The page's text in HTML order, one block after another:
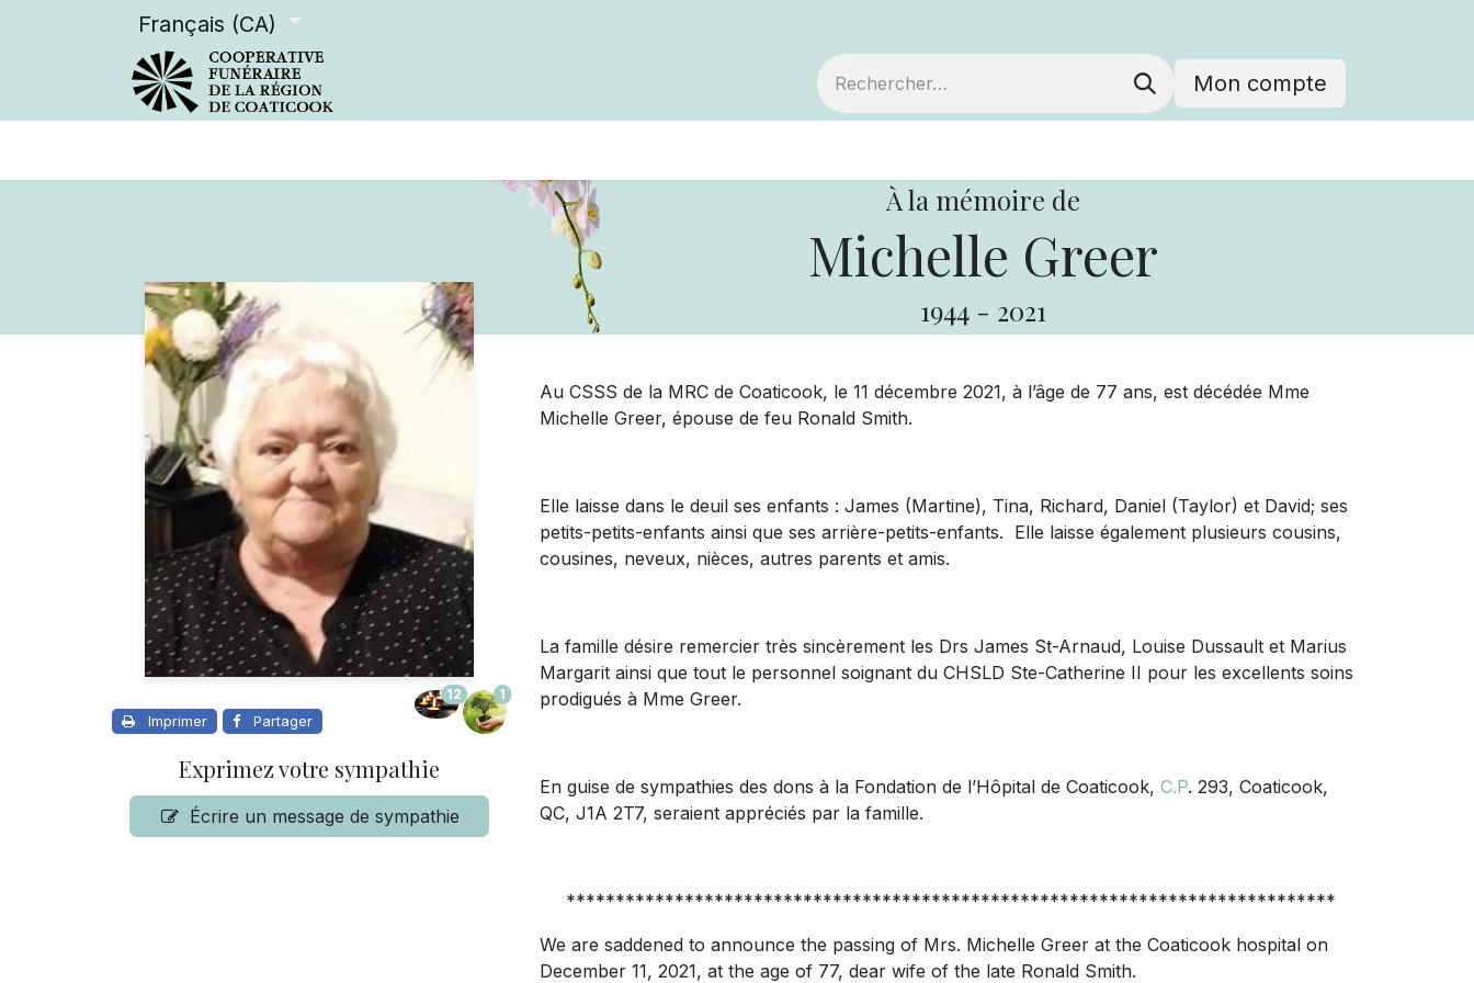
Français (CA)
Mon compte
À la mémoire de
Michelle Greer
1944 - 2021
Imprimer Partager
12 1
Exprimez votre sympathie
Écrire un message de sympathie
Au CSSS de la MRC de Coaticook, le 11 décembre 2021, à l’âge de 77 ans, est décédée Mme
Michelle Greer, épouse de feu Ronald Smith.
Elle laisse dans le deuil ses enfants : James (Martine), Tina, Richard, Daniel (Taylor) et David; ses
petits-petits-enfants ainsi que ses arrière-petits-enfants. Elle laisse également plusieurs cousins,
cousines, neveux, nièces, autres parents et amis.
La famille désire remercier très sincèrement les Drs James St-Arnaud, Louise Dussault et Marius
Margarit ainsi que tout le personnel soignant du CHSLD Ste-Catherine II pour les excellents soins
prodigués à Mme Greer.
En guise de sympathies des dons à la Fondation de l’Hôpital de Coaticook, C.P. 293, Coaticook,
QC, J1A 2T7, seraient appréciés par la famille.
******************************************************************************
We are saddened to announce the passing of Mrs. Michelle Greer at the Coaticook hospital on
December 11, 2021, at the age of 77, dear wife of the late Ronald Smith.